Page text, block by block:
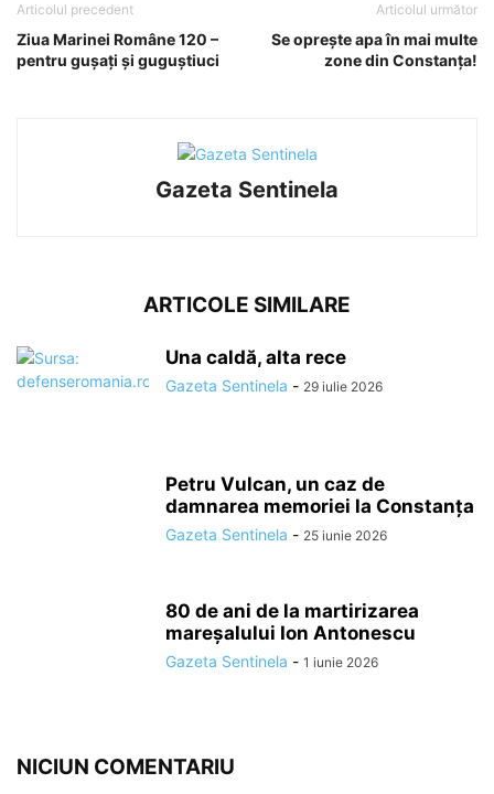
Articolul precedent
Ziua Marinei Române 120 –
pentru guşaţi şi guguştiuci
Articolul următor
Se oprește apa în mai multe
zone din Constanța!
Gazeta Sentinela
ARTICOLE SIMILARE
Una caldă, alta rece
Gazeta Sentinela - 29 iulie 2026
Petru Vulcan, un caz de
damnarea memoriei la Constanța
Gazeta Sentinela - 25 iunie 2026
80 de ani de la martirizarea
mareșalului Ion Antonescu
Gazeta Sentinela - 1 iunie 2026
NICIUN COMENTARIU